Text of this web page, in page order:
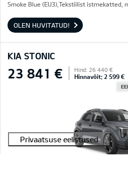
Smoke Blue (EU3),Tekstiilist istmekatted,
OLEN HUVITATUD!
KIA STONIC
23 841 € Hind: 26 440 €
Hinnavõit: 2 599 €